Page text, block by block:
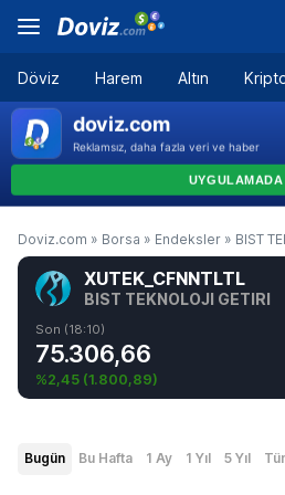
Döviz Harem Altın
Doviz.com » Borsa » Endeksler » BIST
XUTEK_CFNNTLTL
BIST TEKNOLOJI GETIRI
Son (18:10)
75.306,66
%2,45 (1.800,89)
Bugün Bu Hafta 1 Ay 1 Yıl 5 Yıl